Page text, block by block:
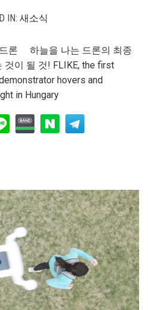
IN: 새소식
론 하늘을 나는 드론의 최종
것이 될 것! FLIKE, the first
hovers and
in Hungary